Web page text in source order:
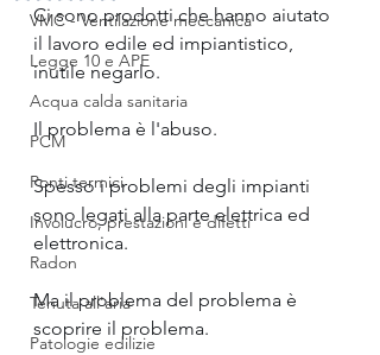
VMC - Ventilazione meccanica
Legge 10 e APE
Acqua calda sanitaria
PCM
Ponti termici
Involucro, prestazioni e difetti
Radon
Tenuta all'aria
Patologie edilizie
Ci sono prodotti che hanno aiutato
il lavoro edile ed impiantistico,
inutile negarlo.
Il problema è l'abuso.
Spesso i problemi degli impianti
sono legati alla parte elettrica ed
elettronica.
Ma il problema del problema è
scoprire il problema.